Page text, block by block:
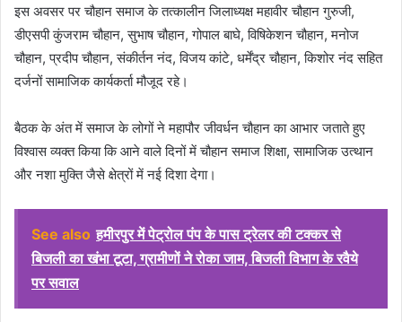
इस अवसर पर चौहान समाज के तत्कालीन जिलाध्यक्ष महावीर चौहान गुरुजी,
डीएसपी कुंजराम चौहान, सुभाष चौहान, गोपाल बाघे, विषिकेशन चौहान, मनोज
चौहान, प्रदीप चौहान, संकीर्तन नंद, विजय कांटे, धर्मेंद्र चौहान, किशोर नंद सहित
दर्जनों सामाजिक कार्यकर्ता मौजूद रहे।
बैठक के अंत में समाज के लोगों ने महापौर जीवर्धन चौहान का आभार जताते हुए
विश्वास व्यक्त किया कि आने वाले दिनों में चौहान समाज शिक्षा, सामाजिक उत्थान
और नशा मुक्ति जैसे क्षेत्रों में नई दिशा देगा।
See also हमीरपुर में पेट्रोल पंप के पास ट्रेलर की टक्कर से
बिजली का खंभा टूटा, ग्रामीणों ने रोका जाम, बिजली विभाग के रवैये
पर सवाल